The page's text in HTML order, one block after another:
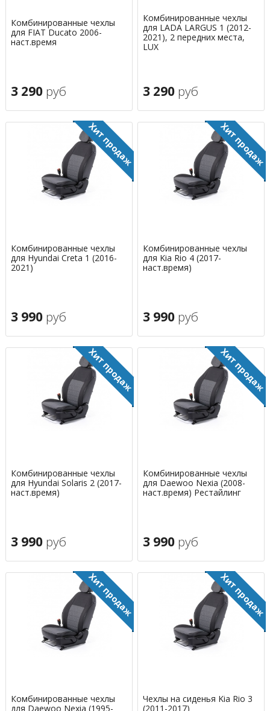
Комбинированные чехлы
для FIAT Ducato 2006-
наст.время
3 290 руб
Комбинированные чехлы
для LADA LARGUS 1 (2012-
2021), 2 передних места,
LUX
3 290 руб
Комбинированные чехлы
для Hyundai Creta 1 (2016-
2021)
3 990 руб
Комбинированные чехлы
для Kia Rio 4 (2017-
наст.время)
3 990 руб
Комбинированные чехлы
для Hyundai Solaris 2 (2017-
наст.время)
3 990 руб
Комбинированные чехлы
для Daewoo Nexia (2008-
наст.время) Рестайлинг
3 990 руб
Комбинированные чехлы
для Daewoo Nexia (1995-
Чехлы на сиденья Kia Rio 3
(2011-2017)